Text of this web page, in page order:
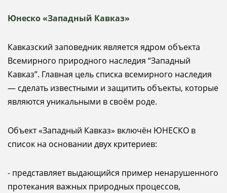
Юнеско «Западный Кавказ»
Кавказский заповедник является ядром объекта
Всемирного природного наследия “Западный
Кавказ”. Главная цель списка всемирного наследия
— сделать известными и защитить объекты, которые
являются уникальными в своём роде.
Объект «Западный Кавказ» включён ЮНЕСКО в
список на основании двух критериев:
- представляет выдающийся пример ненарушенного
протекания важных природных процессов,